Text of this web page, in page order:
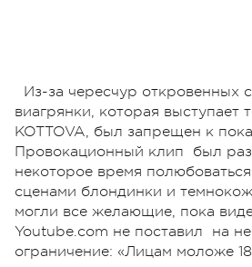
Из-за чересчур откровенных
виагрянки, которая выступает
KOTTOVA, был запрещен к
Провокационный клип был
некоторое время
сценами блондинки и
могли все желающие, пока
Youtube.com не поставил на
ограничение: «Лицам моложе